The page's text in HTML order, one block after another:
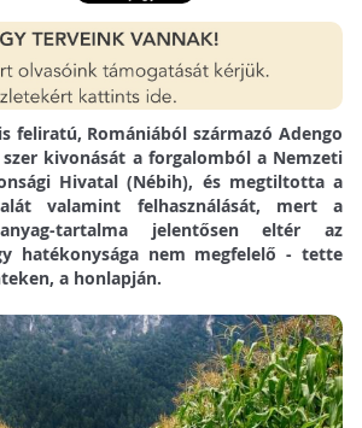
feliratú, Romániából származó Adengo
kivonását a forgalomból a Nemzeti
Hivatal (Nébih), és megtiltotta a
valamint felhasználását, mert a
tartalma jelentősen eltér az
hatékonysága nem megfelelő - tette
a honlapján.